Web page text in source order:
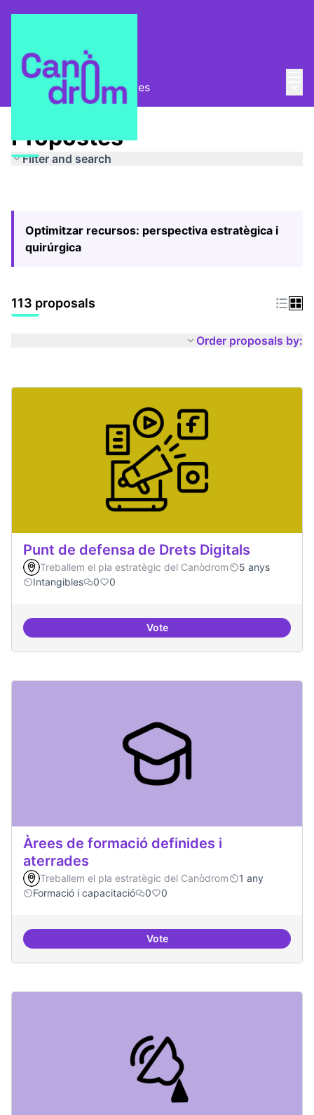
Pla Estratègic Propostes
Propostes
Filter and search
Optimitzar recursos: perspectiva estratègica i
quirúrgica
113 proposals
Order proposals by:
Punt de defensa de Drets Digitals
Treballem el pla estratègic del Canòdrom
5 anys
Intangibles
0 0
VotePunt de defensa de Drets Digitals
Àrees de formació definides i
aterrades
Treballem el pla estratègic del Canòdrom
1 any
Formació i capacitació
0 0
VoteÀrees de formació definides i